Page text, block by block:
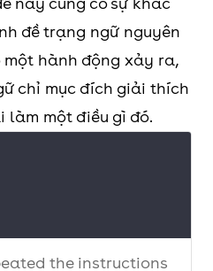
đề trạng ngữ nguyên
hành động xảy ra,
chỉ mục đích giải thích
làm một điều gì đó.
the instructions